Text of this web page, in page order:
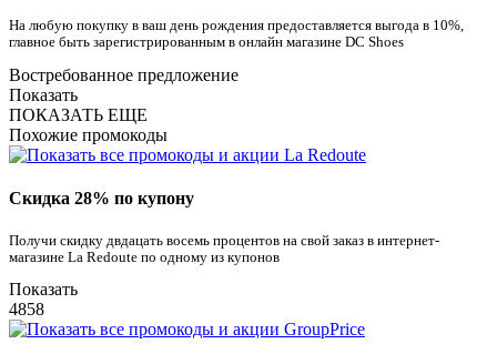
На любую покупку в ваш день рождения предоставляется выгода в 10%,
главное быть зарегистрированным в онлайн магазине DC Shoes
Востребованное предложение
Показать
ПОКАЗАТЬ ЕЩЕ
Похожие промокоды
Скидка 28% по купону
Получи скидку двдацать восемь процентов на свой заказ в интернет-
магазине La Redoute по одному из купонов
Показать
4858